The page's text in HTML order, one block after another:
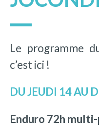
Le programme
c’est ici !
DU JEUDI 14 AU
Enduro 72h